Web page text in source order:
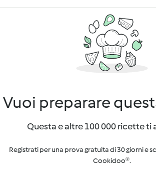
Vuoi preparare
Questa e altre 100 000 ricette ti
Registrati per una prova gratuita di 30 giorni e
Cookidoo®.